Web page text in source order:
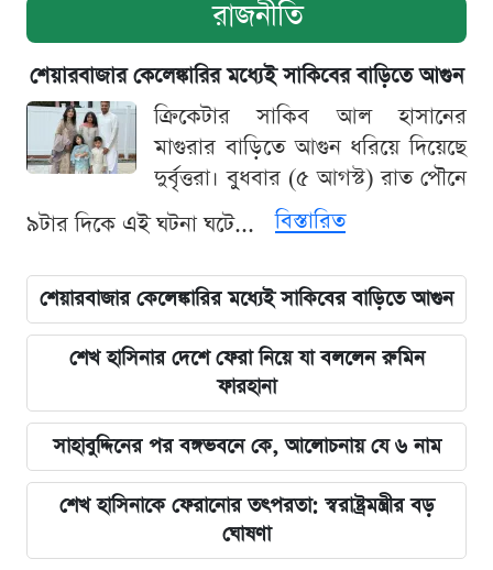
রাজনীতি
শেয়ারবাজার কেলেঙ্কারির মধ্যেই সাকিবের বাড়িতে আগুন
ক্রিকেটার সাকিব আল হাসানের
মাগুরার বাড়িতে আগুন ধরিয়ে দিয়েছে
দুর্বৃত্তরা। বুধবার (৫ আগস্ট) রাত পৌনে
৯টার দিকে এই ঘটনা ঘটে...
বিস্তারিত
শেয়ারবাজার কেলেঙ্কারির মধ্যেই সাকিবের বাড়িতে আগুন
শেখ হাসিনার দেশে ফেরা নিয়ে যা বললেন রুমিন
ফারহানা
সাহাবুদ্দিনের পর বঙ্গভবনে কে, আলোচনায় যে ৬ নাম
শেখ হাসিনাকে ফেরানোর তৎপরতা: স্বরাষ্ট্রমন্ত্রীর বড়
ঘোষণা